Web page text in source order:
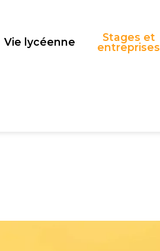
Vie lycéenne
Stages et
entreprises